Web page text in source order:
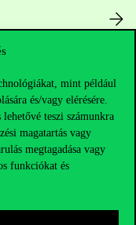
mint például
és/vagy elérésére.
teszi számunkra
magatartás vagy
megtagadása vagy
funkciókat és